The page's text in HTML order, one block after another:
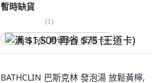
暫時缺貨
(1)
满 $1,500 再省 $75 (王道卡)
BATHCLIN 巴斯克林 發泡湯 放鬆黃檸,